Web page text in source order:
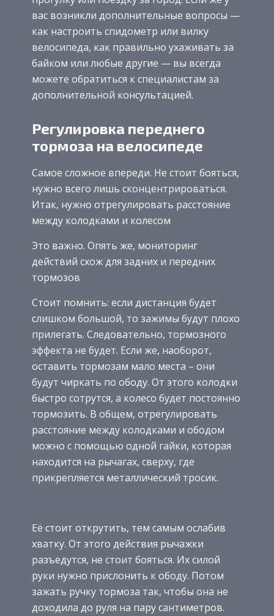
вас возникли дополнительные вопросы —
как настроить спидометр или вилку
велосипеда, как правильно ухаживать за
байком или любые другие — вы всегда
можете обратиться к специалистам за
дополнительной консультацией.
Регулировка переднего
тормоза на велосипеде
Самое сложное впереди. Не стоит бояться,
нужно всего лишь сконцентрироваться.
Итак, нужно отрегулировать расстояние
между колодками и колесом
Это важно. Опять же, мониторинг
действий схож для задних и передних
тормозов
Стоит помнить: если дистанция будет
слишком большой, то зажимы будут плохо
прилегать. Следовательно, тормозного
эффекта не будет. Если же, наоборот,
оставить тормозам мало места – они
будут чиркать по ободу. От этого колодки
быстро сотрутся, а колесо будет постоянно
тормозить. В общем, отрегулировать
расстояние между колодками и ободом
можно с помощью одной гайки, которая
находится на рычагах, сверху, где
прикрепляется металлический тросик.
Её стоит открутить, тем самым ослабив
хватку. От этого действия рычажки
разъедутся, не стоит бояться. Их силой
руки нужно прислонить к ободу. Потом
зажать ручку тормоза так, чтобы она не
доходила до руля на пару сантиметров.